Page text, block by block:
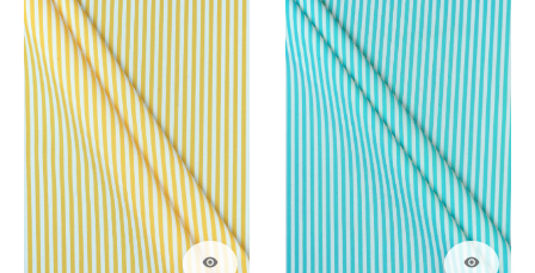
visibility visibility